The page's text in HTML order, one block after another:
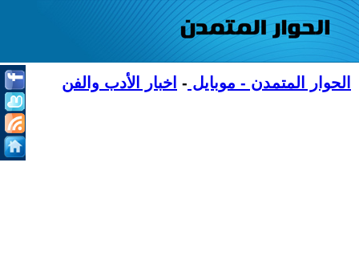
الحوار المتمدن - موبايل - اخبار الأدب والفن